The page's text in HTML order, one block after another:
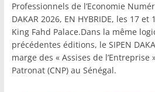
Professionnels de l’Economie
DAKAR 2026, EN HYBRIDE, les 17
King Fahd Palace.Dans la même
précédentes éditions, le SIPEN
marge des « Assises de
Patronat (CNP) au Sénégal.